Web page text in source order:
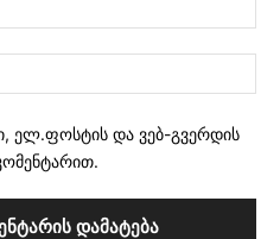
ელ.ფოსტის და ვებ-გვერდის